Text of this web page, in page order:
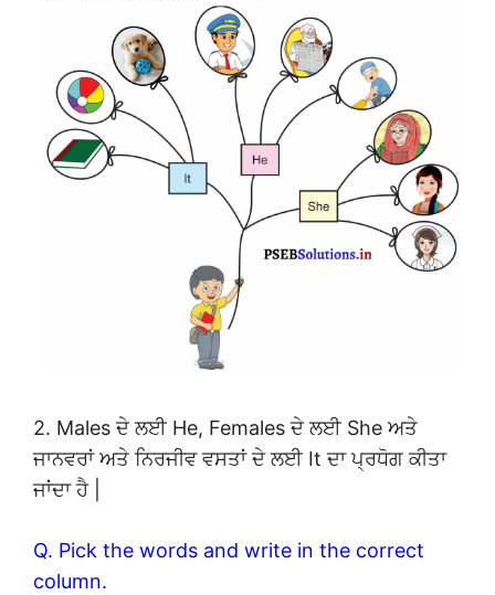
2. Males ਦੇ ਲਈ He, Females ਦੇ ਲਈ She ਅਤੇ
ਜਾਨਵਰਾਂ ਅਤੇ ਨਿਰਜੀਵ ਵਸਤਾਂ ਦੇ ਲਈ It ਦਾ ਪ੍ਰਧੋਗ ਕੀਤਾ
ਜਾਂਦਾ ਹੈ |
Q. Pick the words and write in the correct
column.